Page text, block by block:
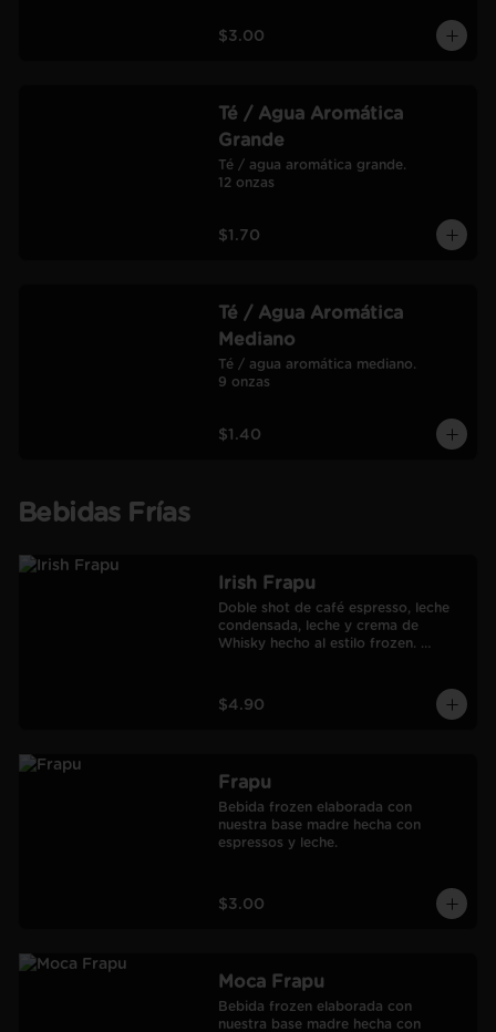
$3.00
Té / Agua Aromática
Grande
Té / agua aromática grande.
12 onzas
$1.70
Té / Agua Aromática
Mediano
Té / agua aromática mediano.
9 onzas
$1.40
Bebidas Frías
Irish Frapu
Doble shot de café espresso, leche
condensada, leche y crema de
Whisky hecho al estilo frozen.
$4.90
Frapu
Bebida frozen elaborada con
nuestra base madre hecha con
espressos y leche.
$3.00
Moca Frapu
Bebida frozen elaborada con
nuestra base madre hecha con